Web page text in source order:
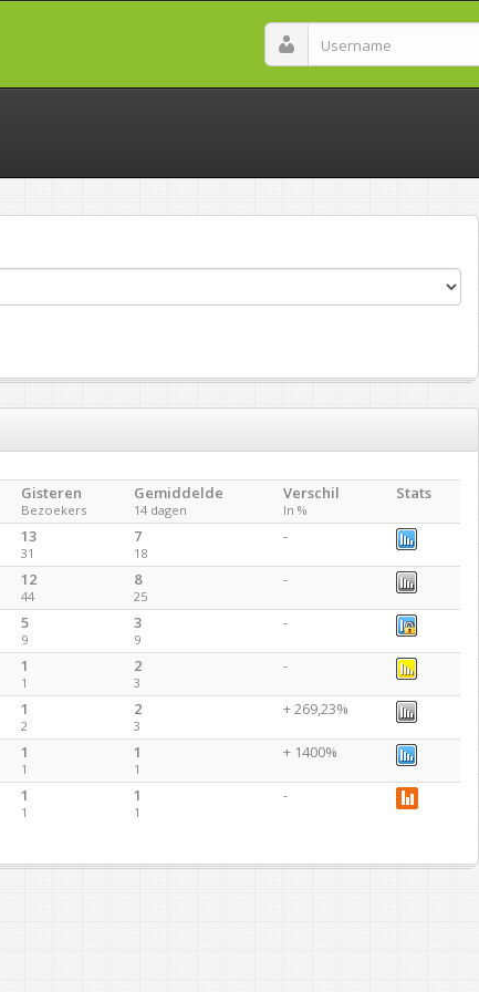
Gisteren
Bezoekers
Gemiddelde
14 dagen
Verschil
In %
Stats
13
31
7
18
-
12
44
8
25
-
5
9
3
9
-
1
1
2
3
-
1
2
2
3
+ 269,23%
1
1
1
1
+ 1400%
1
1
1
1
-